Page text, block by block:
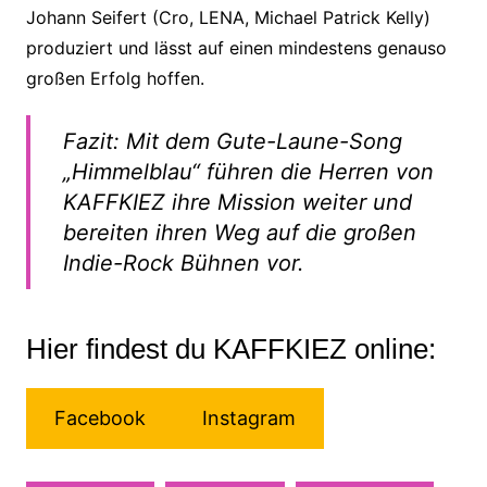
Johann Seifert (Cro, LENA, Michael Patrick Kelly)
produziert und lässt auf einen mindestens genauso
großen Erfolg hoffen.
Fazit: Mit dem Gute-Laune-Song
„Himmelblau“ führen die Herren von
KAFFKIEZ ihre Mission weiter und
bereiten ihren Weg auf die großen
Indie-Rock Bühnen vor.
Hier findest du KAFFKIEZ online:
Facebook Instagram